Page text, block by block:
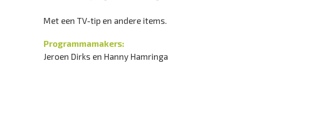
Met een TV-tip en andere items.
Programmamakers:
Jeroen Dirks en Hanny Hamringa